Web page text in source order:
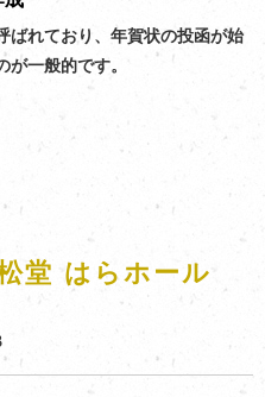
ばれており、年賀状の投函が始
が一般的です。
堂 はらホール